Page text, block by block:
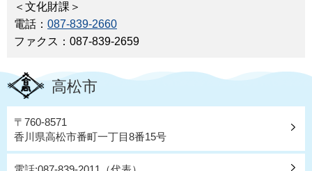
＜文化財課＞
電話： 087-839-2660
ファクス：087-839-2659
高松市
〒760-8571
香川県高松市番町一丁目8番15号